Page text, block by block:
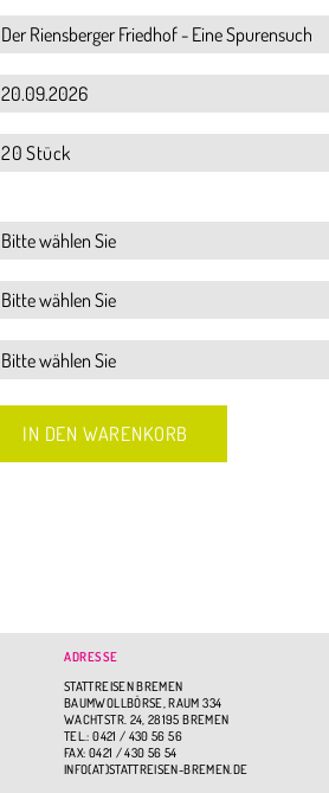
20 Stück
ADRESSE
STATTREISEN BREMEN
BAUMWOLLBÖRSE, RAUM 334
WACHTSTR. 24, 28195 BREMEN
TEL.: 0421 / 430 56 56
FAX: 0421 / 430 56 54
INFO(AT)STATTREISEN-BREMEN.DE